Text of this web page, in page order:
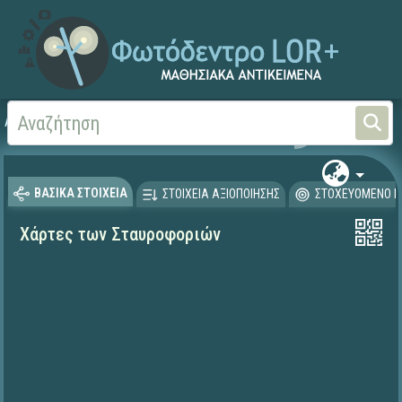
Αρχική
ΒΑΣΙΚΑ ΣΤΟΙΧΕΙΑ ΣΤΟΙΧΕΙΑ ΑΞΙΟΠΟΙΗΣΗΣ ΣΤΟΧΕΥΟΜΕΝΟ
Χάρτες των Σταυροφοριών